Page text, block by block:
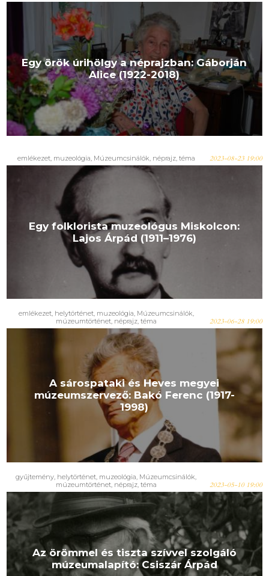
Egy örök úrihölgy a néprajzban: Gáborján
Alice (1922-2018)
emlékezet, muzeológia Múzeumcsinálók néprajz, téma 2023-08-23 19:00
Egy folklorista muzeológus Miskolcon:
Lajos Árpád (1911–1976)
emlékezet, helytörténet, muzeológia, Múzeumcsinálók,
múzeumtörténet, néprajz, téma 2023-06-28 19:00
A sárospataki és Heves megyei
múzeumszervező: Bakó Ferenc (1917-
1998)
gyűjtemény, helytörténet, muzeológia, Múzeumcsinálók,
múzeumtörténet, néprajz, téma 2023-05-10 19:00
Az örömmel és tiszta szívvel szolgáló
múzeumalapító: Csiszár Árpád